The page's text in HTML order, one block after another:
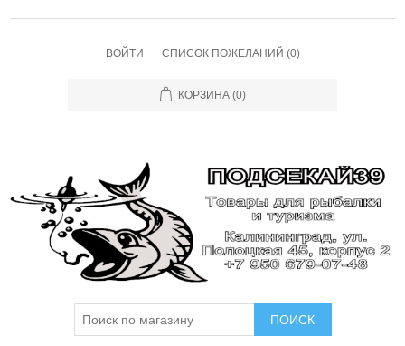
ВОЙТИ СПИСОК ПОЖЕЛАНИЙ (0)
КОРЗИНА (0)
ПОИСК